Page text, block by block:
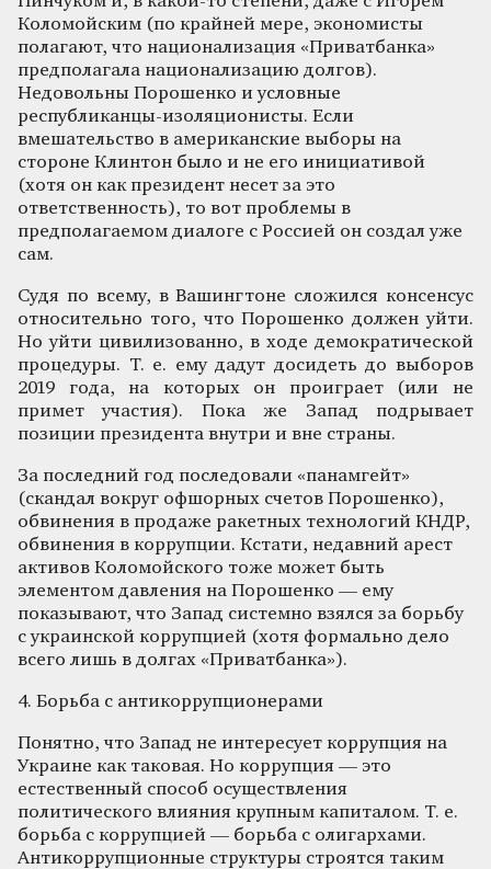
Коломойским (по крайней мере, экономисты
полагают, что национализация «Приватбанка»
предполагала национализацию долгов).
Недовольны Порошенко и условные
республиканцы-изоляционисты. Если
вмешательство в американские выборы на
стороне Клинтон было и не его инициативой
(хотя он как президент несет за это
ответственность), то вот проблемы в
предполагаемом диалоге с Россией он создал уже
сам.
Судя по всему, в Вашингтоне сложился консенсус
относительно того, что Порошенко должен уйти.
Но уйти цивилизованно, в ходе демократической
процедуры. Т. е. ему дадут досидеть до выборов
2019 года, на которых он проиграет (или не
примет участия). Пока же Запад подрывает
позиции президента внутри и вне страны.
За последний год последовали «панамгейт»
(скандал вокруг офшорных счетов Порошенко),
обвинения в продаже ракетных технологий КНДР,
обвинения в коррупции. Кстати, недавний арест
активов Коломойского тоже может быть
элементом давления на Порошенко — ему
показывают, что Запад системно взялся за борьбу
с украинской коррупцией (хотя формально дело
всего лишь в долгах «Приватбанка»).
4. Борьба с антикоррупционерами
Понятно, что Запад не интересует коррупция на
Украине как таковая. Но коррупция — это
естественный способ осуществления
политического влияния крупным капиталом. Т. е.
борьба с коррупцией — борьба с олигархами.
Антикоррупционные структуры строятся таким